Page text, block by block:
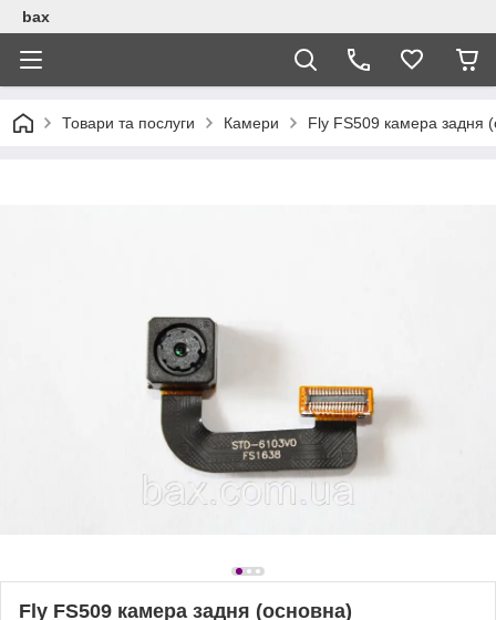
bax
Товари та послуги Камери Fly FS509 камера задня
Fly FS509 камера задня (основна)